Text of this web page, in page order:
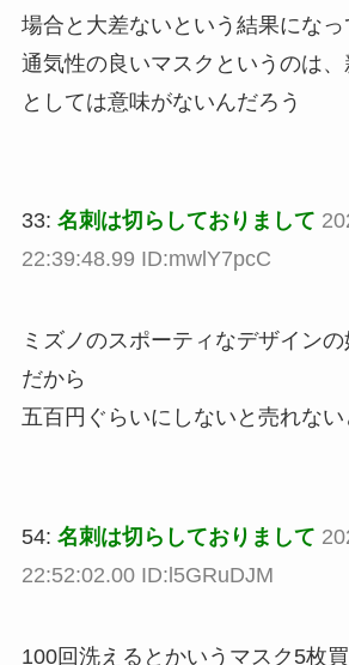
場合と大差ないという結果になっ
通気性の良いマスクというのは
としては意味がないんだろう
33: 名刺は切らしておりまして
22:39:48.99 ID:mwlY7pcC
ミズノのスポーティなデザイン
だから
五百円ぐらいにしないと売れな
54: 名刺は切らしておりまして
22:52:02.00 ID:l5GRuDJM
100回洗えるとかいうマスク5枚